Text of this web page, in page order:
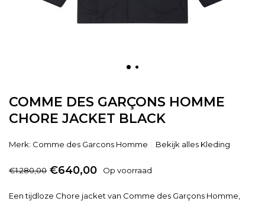
COMME DES GARÇONS HOMME
CHORE JACKET BLACK
Merk: Comme des Garcons Homme Bekijk alles Kleding
€1.280,00 €640,00 Op voorraad
Een tijdloze Chore jacket van Comme des Garçons Homme,